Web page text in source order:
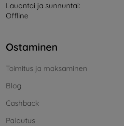
Lauantai ja sunnuntai:
Offline
Ostaminen
Toimitus ja maksaminen
Blog
Cashback
Palautus